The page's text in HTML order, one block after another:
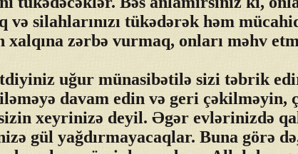
və silahlarınızı tükədərək həm
xalqına zərbə vurmaq, onları məhv
uğur münasibətilə sizi təbrik
davam edin və geri çəkilməyin,
xeyrinizə deyil. Əgər evlərinizdə
gül yağdırmayacaqlar. Buna görə